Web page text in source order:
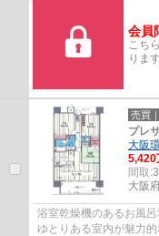
会員
こち
ります
売買
プレ
大阪
5,420
間取:
大阪
浴室乾燥機のあるお風
ゆとりある室内が魅力